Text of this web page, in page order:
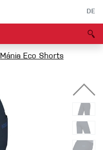
DE
Mánia Eco Shorts